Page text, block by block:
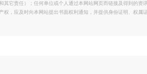
其它责任）；任何单位或个人通过本网站网页而链接及得到的
权，应及时向本网站提出书面权利通知，并提供身份证明、权